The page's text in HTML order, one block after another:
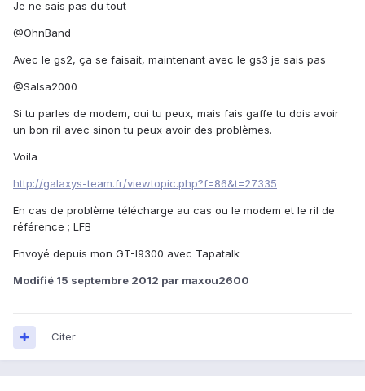
Je ne sais pas du tout
@OhnBand
Avec le gs2, ça se faisait, maintenant avec le gs3 je sais pas
@Salsa2000
Si tu parles de modem, oui tu peux, mais fais gaffe tu dois avoir
un bon ril avec sinon tu peux avoir des problèmes.
Voila
http://galaxys-team.fr/viewtopic.php?f=86&t=27335
En cas de problème télécharge au cas ou le modem et le ril de
référence ; LFB
Envoyé depuis mon GT-I9300 avec Tapatalk
Modifié 15 septembre 2012 par maxou2600
Citer